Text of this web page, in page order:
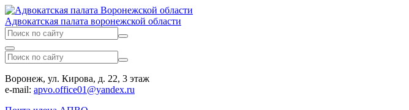
Адвокатская палата воронежской области
Воронеж, ул. Кирова, д. 22, 3 этаж
e-mail: apvo.office01@yandex.ru